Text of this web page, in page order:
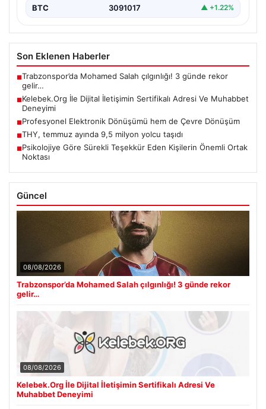
BTC 3091017 ▲ +1.22%
Son Eklenen Haberler
■Trabzonspor’da Mohamed Salah çılgınlığı! 3 günde rekor
gelir…
■Kelebek.Org İle Dijital İletişimin Sertifikalı Adresi Ve Muhabbet
Deneyimi
■Profesyonel Elektronik Dönüşümü hem de Çevre Dönüşüm
■THY, temmuz ayında 9,5 milyon yolcu taşıdı
■Psikolojiye Göre Sürekli Teşekkür Eden Kişilerin Önemli Ortak
Noktası
Güncel
08/08/2026
Trabzonspor’da Mohamed Salah çılgınlığı! 3 günde rekor
gelir…
08/08/2026
Kelebek.Org İle Dijital İletişimin Sertifikalı Adresi Ve
Muhabbet Deneyimi